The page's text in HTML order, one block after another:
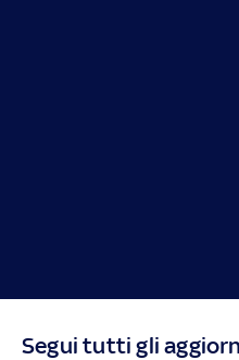
Segui tutti gli